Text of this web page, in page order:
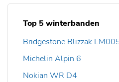
Top 5 winterbanden
Bridgestone Blizzak
Michelin Alpin 6
Nokian WR D4